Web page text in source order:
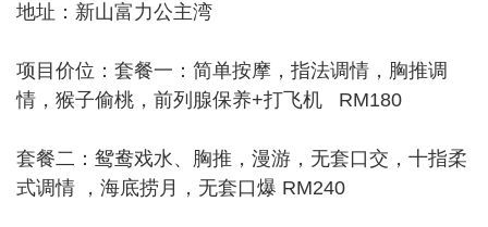
地址：新山富力公主湾
项目价位：套餐一：简单按摩，指法调情，胸推调
情，猴子偷桃，前列腺保养+打飞机 RM180
套餐二：鸳鸯戏水、胸推，漫游，无套口交，十指柔
式调情 ，海底捞月，无套口爆 RM240